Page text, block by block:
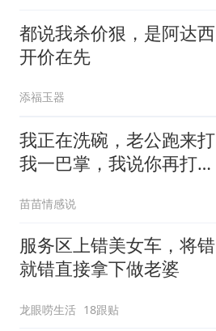
都说我杀价狠，是阿达西
开价在先
添福玉器
我正在洗碗，老公跑来打
我一巴掌，我说你再打一
苗苗情感说
服务区上错美女车，将错
就错直接拿下做老婆
龙眼唠生活 18跟贴